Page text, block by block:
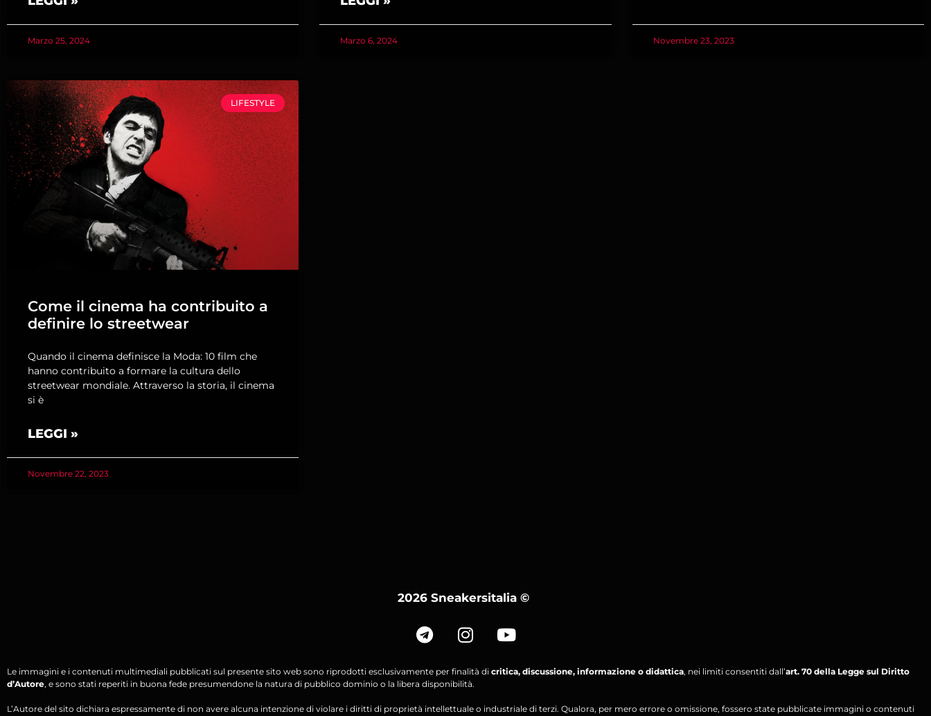
Marzo 25, 2024 Marzo 6, 2024 Novembre 23, 2023
LIFESTYLE
Come il cinema ha contribuito a
definire lo streetwear
Quando il cinema definisce la Moda: 10 film che
hanno contribuito a formare la cultura dello
streetwear mondiale. Attraverso la storia, il cinema
si è
LEGGI »
Novembre 22, 2023
2026 Sneakersitalia©
Le immagini e i contenuti multimediali pubblicati sul presente sito web sono riprodotti esclusivamente per finalità di critica, discussione, informazione o didattica, nei limiti consentiti dall’art. 70 della Legge sul Diritto
d’Autore, e sono stati reperiti in buona fede presumendone la natura di pubblico dominio o la libera disponibilità.
L’Autore del sito dichiara espressamente di non avere alcuna intenzione di violare i diritti di proprietà intellettuale o industriale di terzi. Qualora, per mero errore o omissione, fossero state pubblicate immagini o contenuti